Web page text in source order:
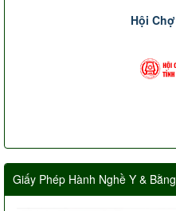
Hội
Giấy Phép Hành Nghề Y &